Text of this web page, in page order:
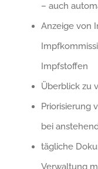
– auch
Anzeige von
Impfstoffen
Überblick zu
Priorisierung
bei
tägliche
Verwaltung